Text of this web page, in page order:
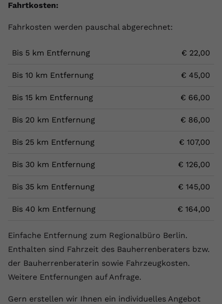
Fahrtkosten:
Fahrkosten werden pauschal abgerechnet:
Bis 5 km Entfernung € 22,00
Bis 10 km Entfernung € 45,00
Bis 15 km Entfernung € 66,00
Bis 20 km Entfernung € 86,00
Bis 25 km Entfernung € 107,00
Bis 30 km Entfernung € 126,00
Bis 35 km Entfernung € 145,00
Bis 40 km Entfernung € 164,00
Einfache Entfernung zum Regionalbüro Berlin.
Enthalten sind Fahrzeit des Bauherrenberaters bzw.
der Bauherrenberaterin sowie Fahrzeugkosten.
Weitere Entfernungen auf Anfrage.
Gern erstellen wir Ihnen ein individuelles Angebot